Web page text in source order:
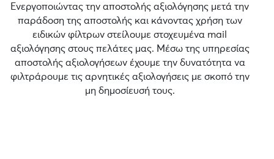
Ενεργοποιώντας την αποστολής αξιολόγησης μετά την
παράδοση της αποστολής και κάνοντας χρήση των
ειδικών φίλτρων στείλουμε στοχευμένα mail
αξιολόγησης στους πελάτες μας. Μέσω της υπηρεσίας
αποστολής αξιολογήσεων έχουμε την δυνατότητα να
φιλτράρουμε τις αρνητικές αξιολογήσεις με σκοπό την
μη δημοσίευσή τους.